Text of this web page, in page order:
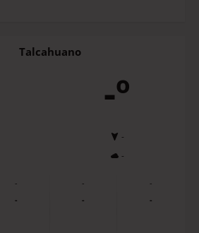
Talcahuano
-º
-
-
-
-
-
-
-
-